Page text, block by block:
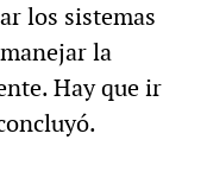
los sistemas
la
Hay que ir